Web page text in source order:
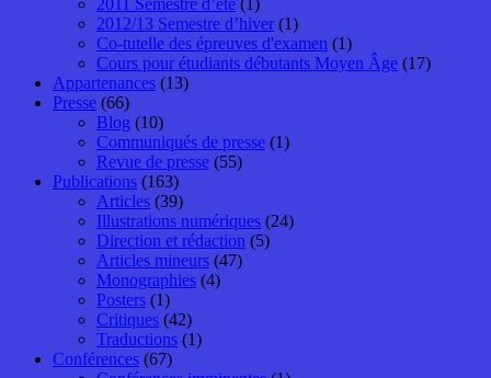
2012/13 Semestre d’hiver (1)
Co-tutelle des épreuves d'examen (1)
Cours pour étudiants débutants Moyen Âge (17)
Appartenances (13)
Presse (66)
Blog (10)
Communiqués de presse (1)
Revue de presse (55)
Publications (163)
Articles (39)
Illustrations numériques (24)
Direction et rédaction (5)
Articles mineurs (47)
Monographies (4)
Posters (1)
Critiques (42)
Traductions (1)
Conférences (67)